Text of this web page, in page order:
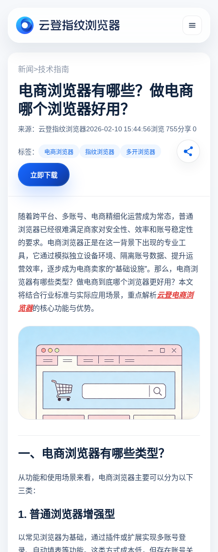
新闻>技术指南
电商浏览器有哪些？做电商
哪个浏览器好用？
来源：云登指纹浏览器2026-02-10 15:44:56浏览 755分享 0
标签： 电商浏览器 指纹浏览器 多开浏览器
立即下载
随着跨平台、多账号、电商精细化运营成为常态，普通
浏览器已经很难满足商家对安全性、效率和账号稳定性
的要求。电商浏览器正是在这一背景下出现的专业工
具，它通过模拟独立设备环境、隔离账号数据、提升运
营效率，逐步成为电商卖家的“基础设施”。那么，电商浏
览器有哪些类型？做电商到底哪个浏览器更好用？本文
将结合行业标准与实际应用场景，重点解析云登电商浏
览器的核心功能与优势。
一、电商浏览器有哪些类型？
从功能和使用场景来看，电商浏览器主要可以分为以下
三类：
1. 普通浏览器增强型
以常见浏览器为基础，通过插件或扩展实现多账号登
录、自动填表等功能。这类方式成本低，但存在账号关